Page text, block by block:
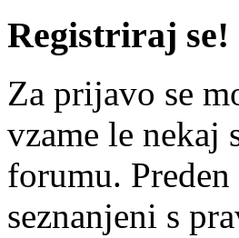
Registriraj se!
Za prijavo se
vzame le nekaj
forumu. Preden
seznanjeni s